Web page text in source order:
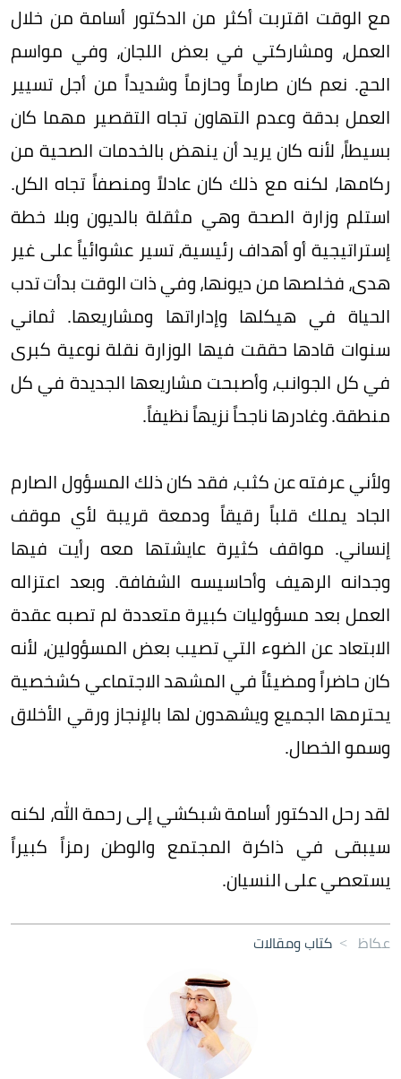
مع الوقت اقتربت أكثر من الدكتور أسامة من خلال
العمل، ومشاركتي في بعض اللجان، وفي مواسم
الحج. نعم كان صارماً وحازماً وشديداً من أجل تسيير
العمل بدقة وعدم التهاون تجاه التقصير مهما كان
بسيطاً، لأنه كان يريد أن ينهض بالخدمات الصحية من
ركامها، لكنه مع ذلك كان عادلاً ومنصفاً تجاه الكل.
استلم وزارة الصحة وهي مثقلة بالديون وبلا خطة
إستراتيجية أو أهداف رئيسية، تسير عشوائياً على غير
هدى، فخلصها من ديونها، وفي ذات الوقت بدأت تدب
الحياة في هيكلها وإداراتها ومشاريعها. ثماني
سنوات قادها حققت فيها الوزارة نقلة نوعية كبرى
في كل الجوانب، وأصبحت مشاريعها الجديدة في كل
منطقة. وغادرها ناجحاً نزيهاً نظيفاً.
ولأني عرفته عن كثب، فقد كان ذلك المسؤول الصارم
الجاد يملك قلباً رقيقاً ودمعة قريبة لأي موقف
إنساني. مواقف كثيرة عايشتها معه رأيت فيها
وجدانه الرهيف وأحاسيسه الشفافة. وبعد اعتزاله
العمل بعد مسؤوليات كبيرة متعددة لم تصبه عقدة
الابتعاد عن الضوء التي تصيب بعض المسؤولين، لأنه
كان حاضراً ومضيئاً في المشهد الاجتماعي كشخصية
يحترمها الجميع ويشهدون لها بالإنجاز ورقي الأخلاق
وسمو الخصال.
لقد رحل الدكتور أسامة شبكشي إلى رحمة الله، لكنه
سيبقى في ذاكرة المجتمع والوطن رمزاً كبيراً
يستعصي على النسيان.
عكاظ > كتاب ومقالات